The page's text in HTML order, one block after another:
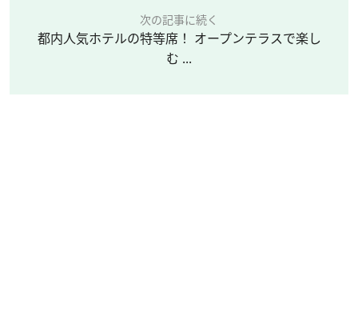
次の記事に続く
都内人気ホテルの特等席！ オープンテラスで楽し
む ...